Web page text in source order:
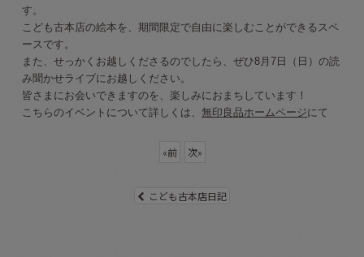
す。
こども古本店の絵本を、期間限定で自由に楽しむことができるスペ
ースです。
また、せっかくお越しくださるのでしたら、ぜひ8月7日（日）の読
み聞かせライブにお越しください。
皆さまにお会いできますのを、楽しみにおまちしています！
こちらのイベントについて詳しくは、無印良品ホームページにて
«前 次»
こども古本店日記